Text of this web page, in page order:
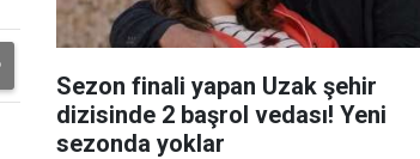
Sezon finali yapan Uzak şehir
dizisinde 2 başrol vedası! Yeni
sezonda yoklar